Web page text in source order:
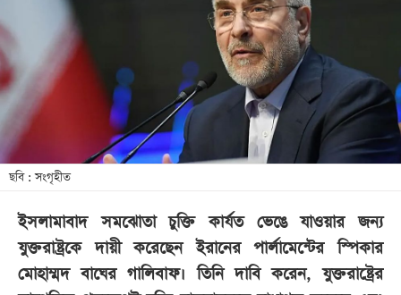
বিনোদন
লাইফ
স্টাইল
তথ্যপ্রযুক্তি
বিভাগ
ছবি
ছবি : সংগৃহীত
ইসলামাবাদ সমঝোতা চুক্তি কার্যত ভেঙে যাওয়ার জন্য
যুক্তরাষ্ট্রকে দায়ী করেছেন ইরানের পার্লামেন্টের স্পিকার
মোহাম্মদ বাঘের গালিবাফ। তিনি দাবি করেন, যুক্তরাষ্ট্রের